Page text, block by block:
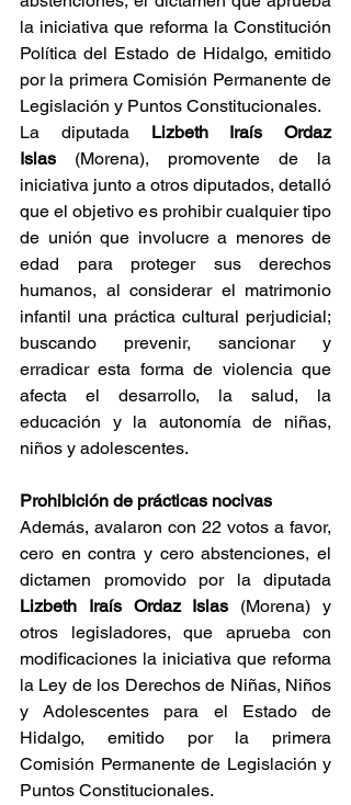
la iniciativa que reforma la Constitución
Política del Estado de Hidalgo, emitido
por la primera Comisión Permanente de
Legislación y Puntos Constitucionales.
La diputada Lizbeth Iraís Ordaz
Islas (Morena), promovente de la
iniciativa junto a otros diputados, detalló
que el objetivo es prohibir cualquier tipo
de unión que involucre a menores de
edad para proteger sus derechos
humanos, al considerar el matrimonio
infantil una práctica cultural perjudicial;
buscando prevenir, sancionar y
erradicar esta forma de violencia que
afecta el desarrollo, la salud, la
educación y la autonomía de niñas,
niños y adolescentes.
Prohibición de prácticas nocivas
Además, avalaron con 22 votos a favor,
cero en contra y cero abstenciones, el
Lizbeth Iraís Ordaz Islas (Morena) y
otros legisladores, que aprueba con
modificaciones la iniciativa que reforma
la Ley de los Derechos de Niñas, Niños
y Adolescentes para el Estado de
Hidalgo, emitido por la primera
Comisión Permanente de Legislación y
Puntos Constitucionales.